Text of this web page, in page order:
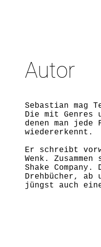
Autor
Sebastian mag
Die mit Genres
denen man
wiedererkennt.
Er schreibt
Wenk.
Shake
Drehbücher,
jüngst auch